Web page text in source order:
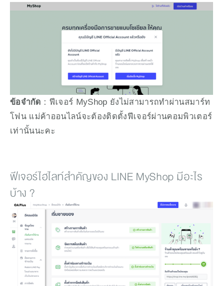
ข้อจำกัด : ฟีเจอร์ MyShop ยังไม่สามารถทำผ่านสมาร์ท
โฟน แม่ค้าออนไลน์จะต้องติดตั้งฟีเจอร์ผ่านคอมพิวเตอร์
เท่านั้นนะคะ
ฟีเจอร์ไฮไลท์สำคัญของ LINE MyShop มีอะไร
บ้าง ?